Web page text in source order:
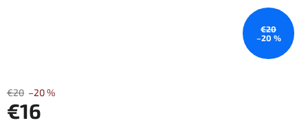
€20
–20 %
€20 –20 %
€16